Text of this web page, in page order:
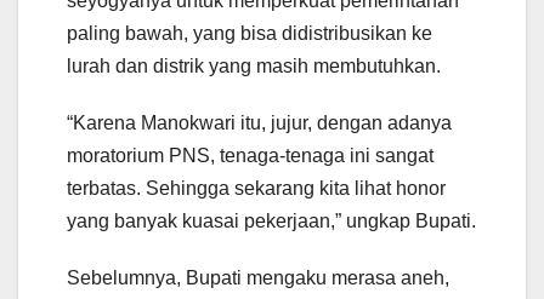
paling bawah, yang bisa didistribusikan ke
lurah dan distrik yang masih membutuhkan.
“Karena Manokwari itu, jujur, dengan adanya
moratorium PNS, tenaga-tenaga ini sangat
terbatas. Sehingga sekarang kita lihat honor
yang banyak kuasai pekerjaan,” ungkap Bupati.
Sebelumnya, Bupati mengaku merasa aneh,